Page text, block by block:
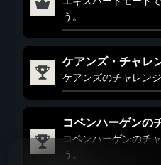
う。
ケアンズ・チャレ
ケアンズのチャレン
コペンハーゲンの
コペンハーゲンのチ
う。